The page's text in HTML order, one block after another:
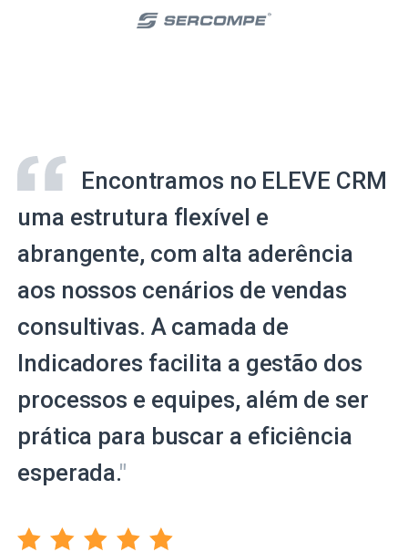
Encontramos no ELEVE CRM
uma estrutura flexível e
abrangente, com alta aderência
aos nossos cenários de vendas
consultivas. A camada de
Indicadores facilita a gestão dos
processos e equipes, além de ser
prática para buscar a eficiência
esperada."